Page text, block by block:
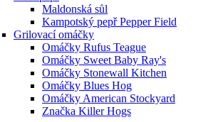
Maldonská sůl
Kampotský pepř Pepper Field
Grilovací omáčky
Omáčky Rufus Teague
Omáčky Sweet Baby Ray's
Omáčky Stonewall Kitchen
Omáčky Blues Hog
Omáčky American Stockyard
Značka Killer Hogs